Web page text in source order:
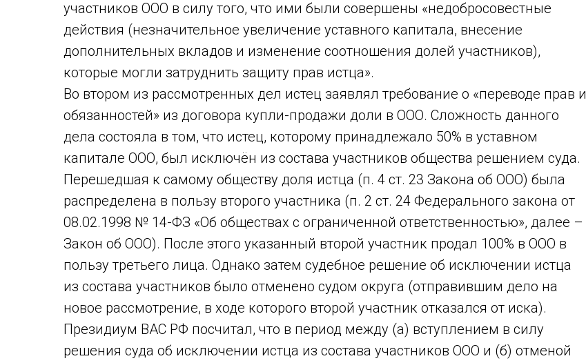
участников ООО в силу того, что ими были совершены «недобросовестные
действия (незначительное увеличение уставного капитала, внесение
дополнительных вкладов и изменение соотношения долей участников),
которые могли затруднить защиту прав истца».
Во втором из рассмотренных дел истец заявлял требование о «переводе прав и
обязанностей» из договора купли-продажи доли в ООО. Сложность данного
дела состояла в том, что истец, которому принадлежало 50% в уставном
капитале ООО, был исключён из состава участников общества решением суда.
Перешедшая к самому обществу доля истца (п. 4 ст. 23 Закона об ООО) была
распределена в пользу второго участника (п. 2 ст. 24 Федерального закона от
08.02.1998 № 14-ФЗ «Об обществах с ограниченной ответственностью», далее –
Закон об ООО). После этого указанный второй участник продал 100% в ООО в
пользу третьего лица. Однако затем судебное решение об исключении истца
из состава участников было отменено судом округа (отправившим дело на
новое рассмотрение, в ходе которого второй участник отказался от иска).
Президиум ВАС РФ посчитал, что в период между (а) вступлением в силу
решения суда об исключении истца из состава участников ООО и (б) отменой